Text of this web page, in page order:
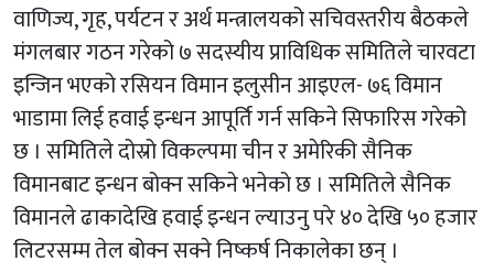
वाणिज्य, गृह, पर्यटन र अर्थ मन्त्रालयको सचिवस्तरीय बैठकले
मंगलबार गठन गरेको ७ सदस्यीय प्राविधिक समितिले चारवटा
इन्जिन भएको रसियन विमान इलुसीन आइएल- ७६ विमान
भाडामा लिई हवाई इन्धन आपूर्ति गर्न सकिने सिफारिस गरेको
छ । समितिले दोस्रो विकल्पमा चीन र अमेरिकी सैनिक
विमानबाट इन्धन बोक्न सकिने भनेको छ । समितिले सैनिक
विमानले ढाकादेखि हवाई इन्धन ल्याउनु परे ४० देखि ५० हजार
लिटरसम्म तेल बोक्न सक्ने निष्कर्ष निकालेका छन् ।